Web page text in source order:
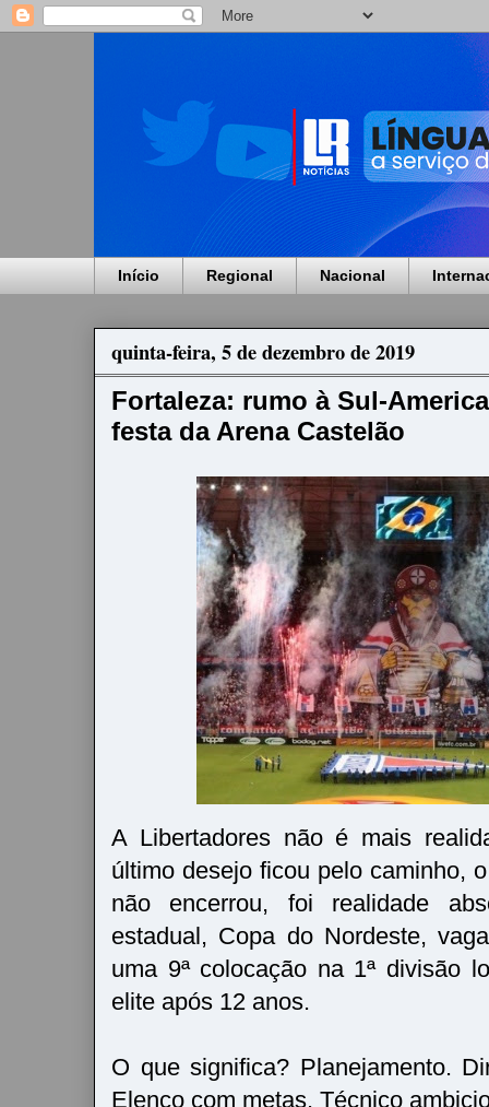
Início Regional Nacional
quinta-feira, 5 de dezembro de 2019
Fortaleza: rumo à Sul-
festa da Arena Castelão
A Libertadores não é mais
último desejo ficou pelo caminho,
não encerrou, foi realidade
estadual, Copa do Nordeste,
uma 9ª colocação na 1ª divisão
elite após 12 anos.
O que significa? Planejamento.
Elenco com metas. Técnico